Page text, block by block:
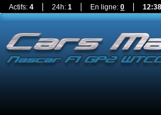
Actifs: 4 24h: 1 En ligne: 0